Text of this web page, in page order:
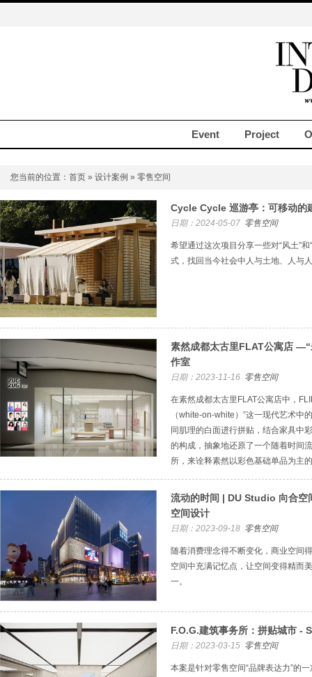
Event Project
您当前的位置： 首页 » 设计案例 » 零售空间
Cycle Cycle 巡游亭：可移动的
日期：2024-05-07 零售空间
希望通过这次项目分享一些对“风土”
式，找回当今社会中人与土地、人与
素然成都太古里FLAT公寓店
作室
日期：2023-11-16 零售空间
在素然成都太古里FLAT公寓店中，
（white-on-white）”这一现代艺术中
同肌理的白面进行拼贴，结合家具中
的构成，抽象地还原了一个随着时间
所，来诠释素然以彩色基础单品为主
流动的时间 | DU Studio 向合空
空间设计
日期：2023-09-18 零售空间
随着消费理念得不断变化，商业空间
空间中充满记忆点，让空间变得精而
一。
F.O.G.建筑事务所：拼贴城市 -
日期：2023-03-15 零售空间
本案是针对零售空间“品牌表达力”的